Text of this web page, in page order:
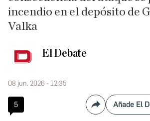
incendio en el depósito de
Valka
El Debate
08 jun. 2026 - 12:35
5 Compartir
Añade El